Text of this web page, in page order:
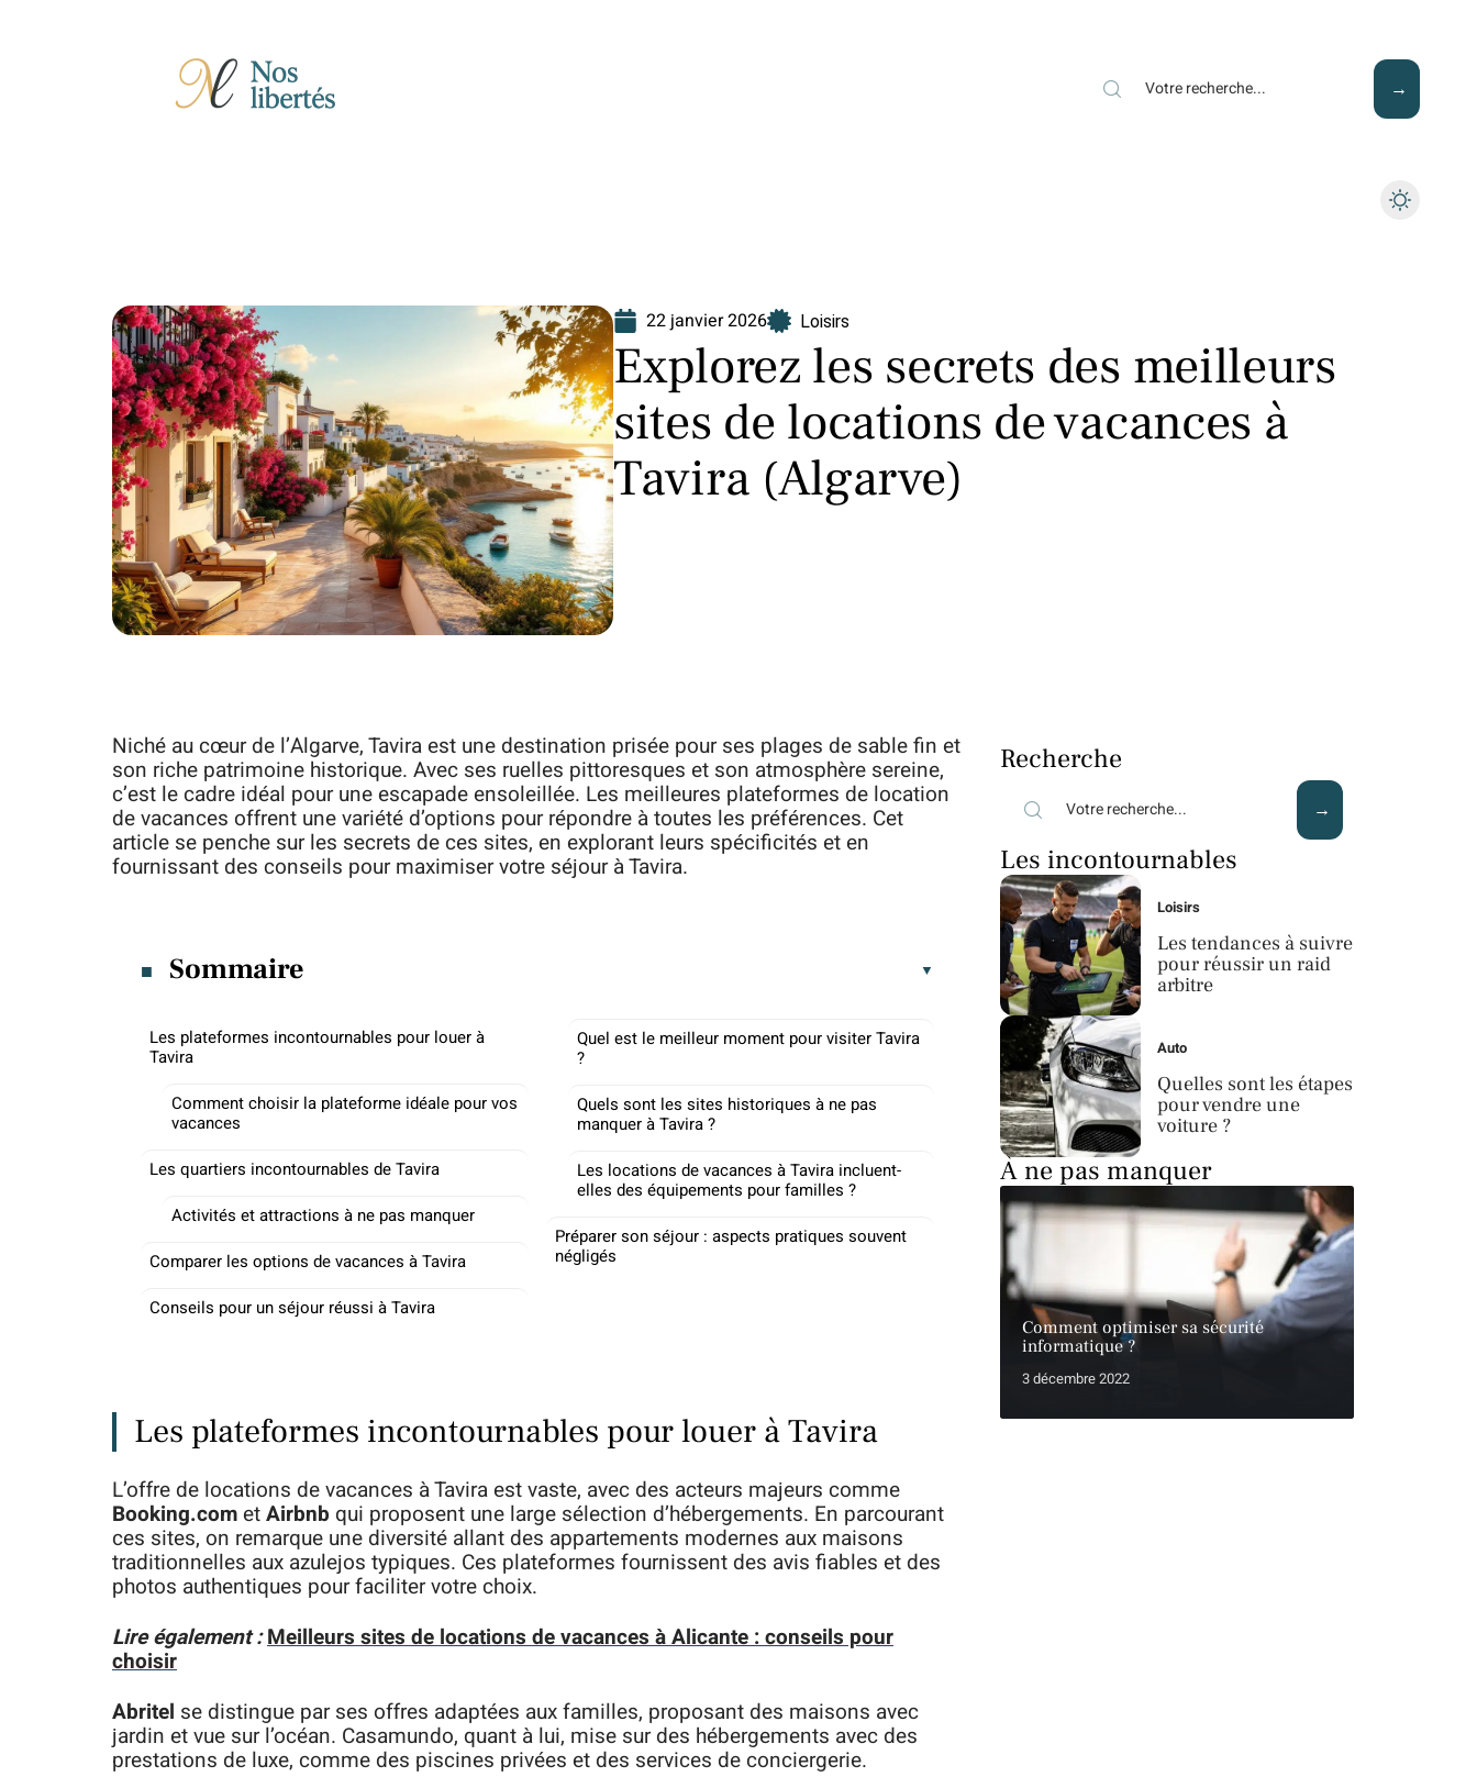
22 janvier 2026 Loisirs
Explorez les secrets des meilleurs
sites de locations de vacances à
Tavira (Algarve)
Niché au cœur de l’Algarve, Tavira est une destination prisée pour ses plages de sable fin et
son riche patrimoine historique. Avec ses ruelles pittoresques et son atmosphère sereine,
c’est le cadre idéal pour une escapade ensoleillée. Les meilleures plateformes de location
de vacances offrent une variété d’options pour répondre à toutes les préférences. Cet
article se penche sur les secrets de ces sites, en explorant leurs spécificités et en
fournissant des conseils pour maximiser votre séjour à Tavira.
Sommaire
Les plateformes incontournables pour louer à
Tavira
Comment choisir la plateforme idéale pour vos
vacances
Les quartiers incontournables de Tavira
Activités et attractions à ne pas manquer
Comparer les options de vacances à Tavira
Conseils pour un séjour réussi à Tavira
Quel est le meilleur moment pour visiter Tavira
?
Quels sont les sites historiques à ne pas
manquer à Tavira ?
Les locations de vacances à Tavira incluent-
elles des équipements pour familles ?
Préparer son séjour : aspects pratiques souvent
négligés
Les plateformes incontournables pour louer à Tavira
L’offre de locations de vacances à Tavira est vaste, avec des acteurs majeurs comme
Booking.cometAirbnb qui proposent une large sélection d’hébergements. En parcourant
ces sites, on remarque une diversité allant des appartements modernes aux maisons
traditionnelles aux azulejos typiques. Ces plateformes fournissent des avis fiables et des
photos authentiques pour faciliter votre choix.
Lire également :Meilleurs sites de locations de vacances à Alicante : conseils pour
choisir
Abritel se distingue par ses offres adaptées aux familles, proposant des maisons avec
jardin et vue sur l’océan. Casamundo, quant à lui, mise sur des hébergements avec des
prestations de luxe, comme des piscines privées et des services de conciergerie.
Recherche
Les incontournables
Loisirs
Les tendances à suivre
pour réussir un raid
arbitre
Auto
Quelles sont les étapes
pour vendre une
voiture ?
À ne pas manquer
Comment optimiser sa sécurité
informatique ?
3 décembre 2022